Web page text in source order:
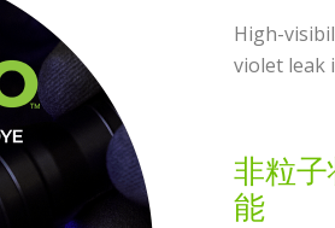
High-
violet leak
非粒
能